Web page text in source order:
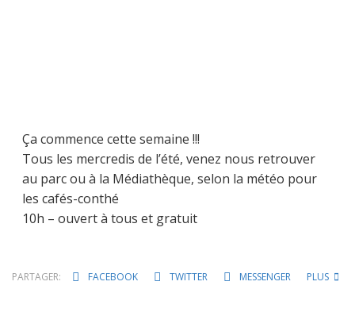
Ça commence cette semaine !!!
Tous les mercredis de l’été, venez nous retrouver
au parc ou à la Médiathèque, selon la météo pour
les cafés-conthé
10h – ouvert à tous et gratuit
PARTAGER: FACEBOOK TWITTER MESSENGER PLUS